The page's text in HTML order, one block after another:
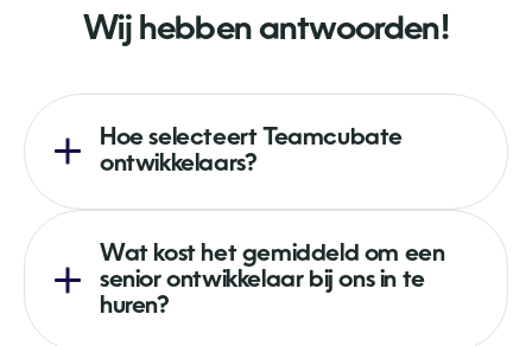
Wij hebben antwoorden!
Hoe selecteert Teamcubate
ontwikkelaars?
Wat kost het gemiddeld om een ​​
senior ontwikkelaar bij ons in te
huren?